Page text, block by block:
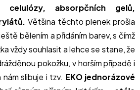
celulózy, absorpčních gelů,
Většina těchto plenek prošla
bělením a přidáním barev, s čímž
vždy souhlasit a lehce se stane, že
pokožku, v horším případě i
slibuje i tzv. EKO jednorázové